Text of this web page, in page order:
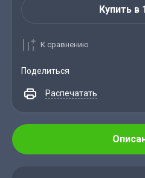
Купить в
К сравнению
Поделиться
Распечатать